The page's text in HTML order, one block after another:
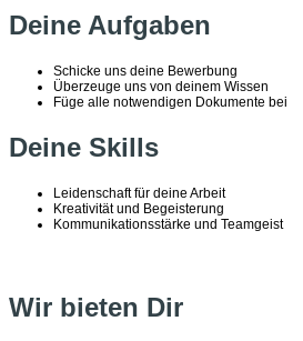
Deine Aufgaben
Schicke uns deine Bewerbung
Überzeuge uns von deinem Wissen
Füge alle notwendigen Dokumente bei
Deine Skills
Leidenschaft für deine Arbeit
Kreativität und Begeisterung
Kommunikationsstärke und Teamgeist
Wir bieten Dir